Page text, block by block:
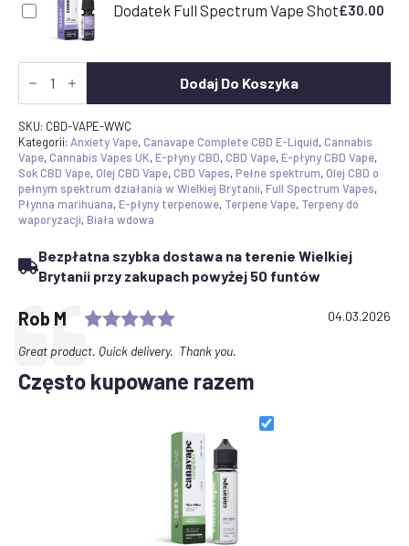
Dodatek Full Spectrum Vape Shot£30.00
Ilość
White
CBD
E-
liquid
1800mg
50ml
Dodaj Do Koszyka
SKU: CBD-VAPE-WWC
Kategorii: Anxiety Vape,Canavape Complete CBD E-Liquid,Cannabis
Vape,Cannabis Vapes UK,E-płyny CBD,CBD Vape,E-płyny CBD Vape,
Sok CBD Vape,Olej CBD Vape,CBD Vapes,Pełne spektrum,Olej CBD o
pełnym spektrum działania w Wielkiej Brytanii,Full Spectrum Vapes,
Płynna marihuana,E-płyny terpenowe, Terpene Vape, Terpeny do
waporyzacji,Biała wdowa
Bezpłatna szybka dostawa na terenie Wielkiej
Brytanii przy zakupach powyżej 50 funtów
Testimonial
Author:
Rob M Rating: 5.0 out of 5 stars
Date:
04.03.2026
Text:
Great product. Quick delivery. Thank you.
Często kupowane razem